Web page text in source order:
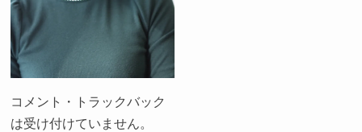
コメント・トラックバック
は受け付けていません。